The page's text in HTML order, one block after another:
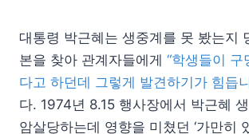
대통령 박근혜는 생중계를 못 봤는지
본을 찾아 관계자들에게 “학생들이 구
다고 하던데 그렇게 발견하기가 힘듭
다. 1974년 8.15 행사장에서 박근혜
암살당하는데 영향을 미쳤던 ‘가만히